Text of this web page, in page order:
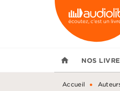
MENU
home NOS
Accueil •